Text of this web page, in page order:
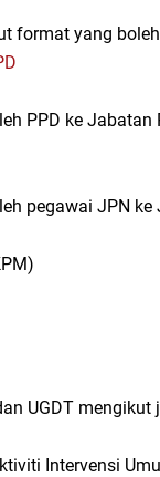
format yang
PPD ke Jabatan
pegawai JPN ke
UGDT mengikut
Intervensi